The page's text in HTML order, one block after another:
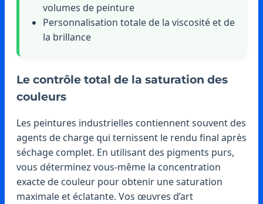
volumes de peinture
Personnalisation totale de la viscosité et de
la brillance
Le contrôle total de la saturation des
couleurs
Les peintures industrielles contiennent souvent des
agents de charge qui ternissent le rendu final après
séchage complet. En utilisant des pigments purs,
vous déterminez vous-même la concentration
exacte de couleur pour obtenir une saturation
maximale et éclatante. Vos œuvres d’art